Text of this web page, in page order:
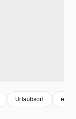
Urlaubsort